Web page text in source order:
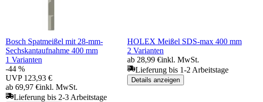
Bosch Spatmeißel mit 28-mm-
Sechskantaufnahme 400 mm
1 Varianten
-44 %
UVP 123,93 €
ab 69,97 €inkl. MwSt.
Lieferung bis 2-3 Arbeitstage
HOLEX Meißel SDS-max 400 mm
2 Varianten
ab 28,99 €inkl. MwSt.
Lieferung bis 1-2 Arbeitstage
Details anzeigen